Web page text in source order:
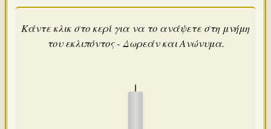
Κάντε κλικ στο κερί για να το ανάψετε στη μνήμη
του εκλιπόντος - Δωρεάν και Ανώνυμα.